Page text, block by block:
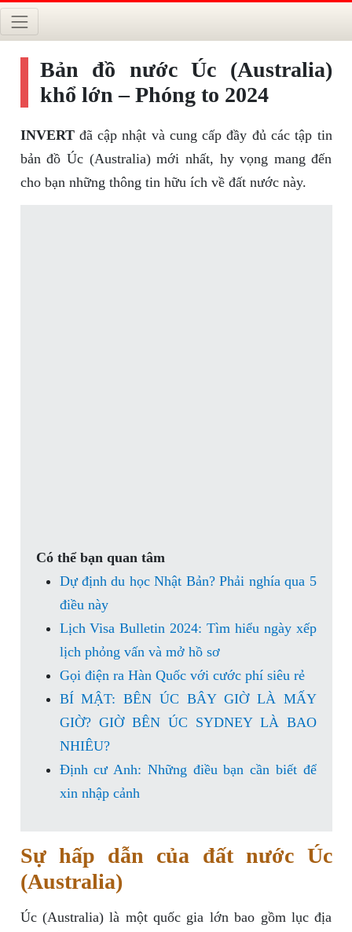
Bản đồ nước Úc (Australia)
khổ lớn – Phóng to 2024
INVERTđã cập nhật và cung cấp đầy đủ các tập tin
bản đồ Úc (Australia) mới nhất, hy vọng mang đến
cho bạn những thông tin hữu ích về đất nước này.
Có thể bạn quan tâm
Dự định du học Nhật Bản? Phải nghía qua 5
điều này
Lịch Visa Bulletin 2024: Tìm hiểu ngày xếp
lịch phỏng vấn và mở hồ sơ
Gọi điện ra Hàn Quốc với cước phí siêu rẻ
BÍ MẬT: BÊN ÚC BÂY GIỜ LÀ MẤY
GIỜ? GIỜ BÊN ÚC SYDNEY LÀ BAO
NHIÊU?
Định cư Anh: Những điều bạn cần biết để
xin nhập cảnh
Sự hấp dẫn của đất nước Úc
(Australia)
Úc (Australia) là một quốc gia lớn bao gồm lục địa